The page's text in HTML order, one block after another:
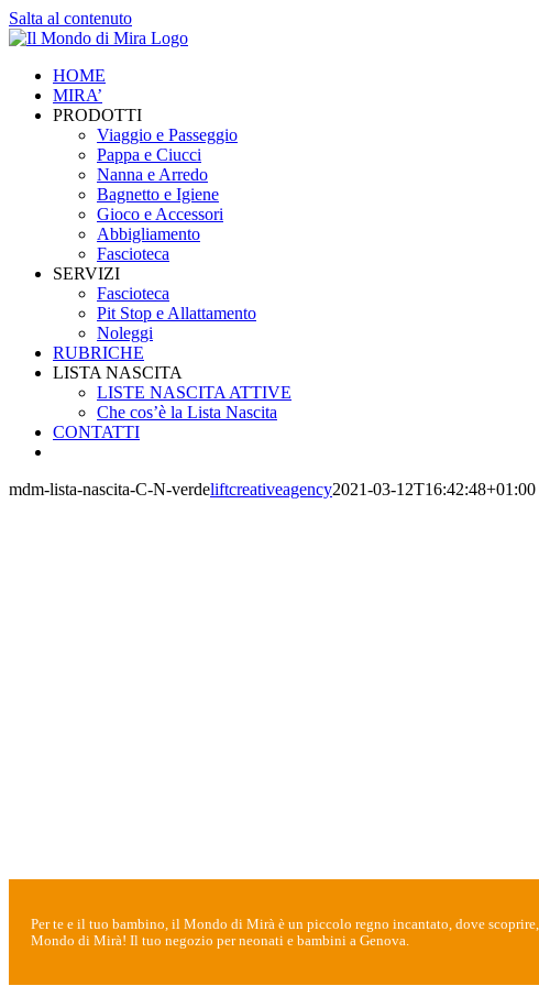
Salta al contenuto
HOME
MIRA’
PRODOTTI
Viaggio e Passeggio
Pappa e Ciucci
Nanna e Arredo
Bagnetto e Igiene
Gioco e Accessori
Abbigliamento
Fascioteca
SERVIZI
Fascioteca
Pit Stop e Allattamento
Noleggi
RUBRICHE
LISTA NASCITA
LISTE NASCITA ATTIVE
Che cos’è la Lista Nascita
CONTATTI
mdm-lista-nascita-C-N-verdeliftcreativeagency2021-03-12T16:42:48+01:00
Per te e il tuo bambino, il Mondo di Mirà è un piccolo regno incantato, dove
Mondo di Mirà! Il tuo negozio per neonati e bambini a Genova.